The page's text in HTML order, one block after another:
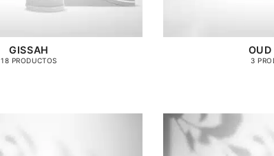
GISSAH
18 PRODUCTOS 3